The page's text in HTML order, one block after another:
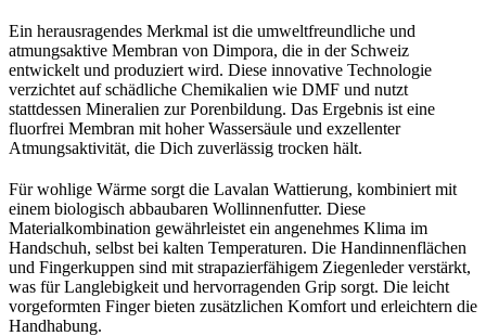
Ein herausragendes Merkmal ist die umweltfreundliche und
atmungsaktive Membran von Dimpora, die in der Schweiz
entwickelt und produziert wird. Diese innovative Technologie
verzichtet auf schädliche Chemikalien wie DMF und nutzt
stattdessen Mineralien zur Porenbildung. Das Ergebnis ist eine
fluorfrei Membran mit hoher Wassersäule und exzellenter
Atmungsaktivität, die Dich zuverlässig trocken hält.
Für wohlige Wärme sorgt die Lavalan Wattierung, kombiniert mit
einem biologisch abbaubaren Wollinnenfutter. Diese
Materialkombination gewährleistet ein angenehmes Klima im
Handschuh, selbst bei kalten Temperaturen. Die Handinnenflächen
und Fingerkuppen sind mit strapazierfähigem Ziegenleder verstärkt,
was für Langlebigkeit und hervorragenden Grip sorgt. Die leicht
vorgeformten Finger bieten zusätzlichen Komfort und erleichtern die
Handhabung.